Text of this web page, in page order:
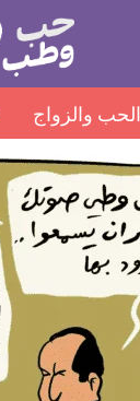
منصتي
30
الحب والزواج